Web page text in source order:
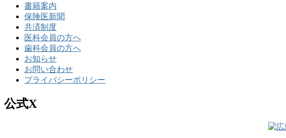
書籍案内
保険医新聞
共済制度
医科会員の方へ
歯科会員の方へ
お知らせ
お問い合わせ
プライバシーポリシー
公式X